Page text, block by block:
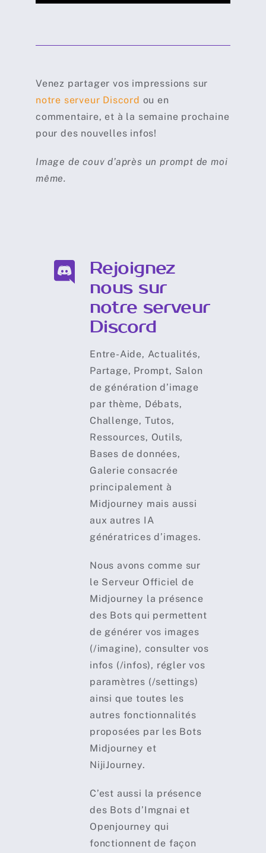
Venez partager vos impressions sur
notre serveur Discord ou en
commentaire, et à la semaine prochaine
pour des nouvelles infos!
Image de couv d’après un prompt de moi
même.
Rejoignez
nous sur
notre serveur
Discord
Entre-Aide, Actualités,
Partage, Prompt, Salon
de génération d’image
par thème, Débats,
Challenge, Tutos,
Ressources, Outils,
Bases de données,
Galerie consacrée
principalement à
Midjourney mais aussi
aux autres IA
génératrices d’images.
Nous avons comme sur
le Serveur Officiel de
Midjourney la présence
des Bots qui permettent
de générer vos images
(/imagine), consulter vos
infos (/infos), régler vos
paramètres (/settings)
ainsi que toutes les
autres fonctionnalités
proposées par les Bots
Midjourney et
NijiJourney.
C’est aussi la présence
des Bots d’Imgnai et
Openjourney qui
fonctionnent de façon